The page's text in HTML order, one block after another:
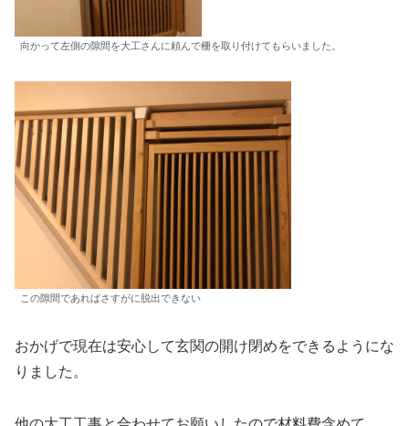
向かって左側の隙間を大工さんに頼んで柵を取り付けてもらいました。
この隙間であればさすがに脱出できない
おかげで現在は安心して玄関の開け閉めをできるようにな
りました。